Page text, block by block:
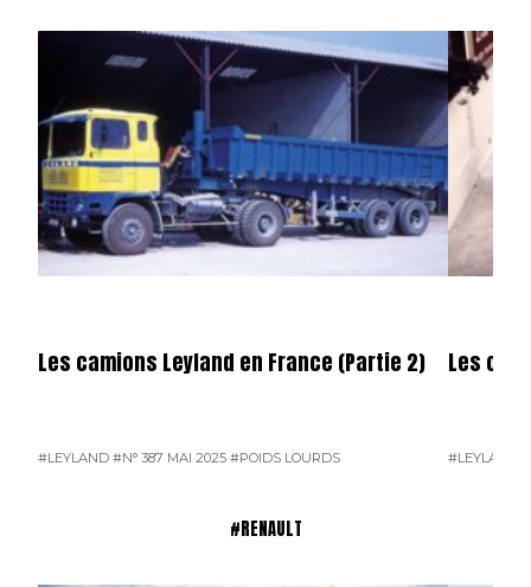
Les camions Leyland en France (Partie 2)
#LEYLAND #N° 387 MAI 2025 #POIDS LOURDS
Les
#LEYLAND
#RENAULT